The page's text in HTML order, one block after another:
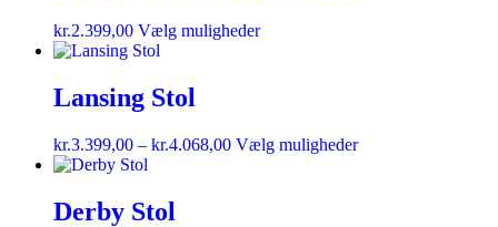
kr.2.399,00 Vælg muligheder
Lansing Stol
kr.3.399,00 – kr.4.068,00 Vælg muligheder
Derby Stol